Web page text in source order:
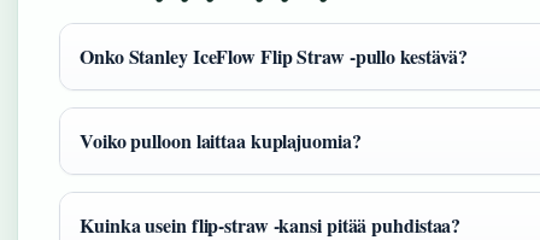
Onko Stanley IceFlow Flip Straw -pullo kestävä?
Voiko pulloon laittaa kuplajuomia?
Kuinka usein flip-straw -kansi pitää puhdistaa?